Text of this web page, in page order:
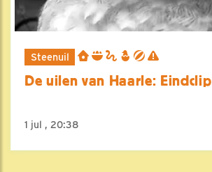
Steenuil
De uilen van Haarle: Eindclip
1 jul , 20:38